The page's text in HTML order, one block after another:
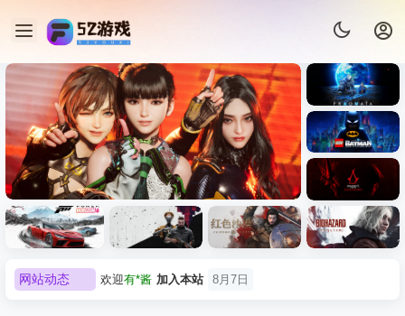
+修改器打包下载 解压即玩
《识质存
在/PRAG
MATA》
免安装中
文版
《乐高蝙
蝠侠：黑
暗骑士之
网站动态 欢迎有*酱 加入本站
8月7日